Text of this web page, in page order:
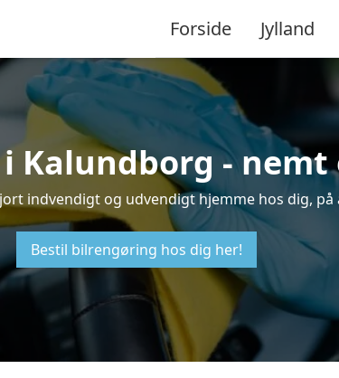
Forside Jylland
Kalundborg - nemt
indvendigt og udvendigt hjemme hos dig,
Bestil bilrengøring hos dig her!